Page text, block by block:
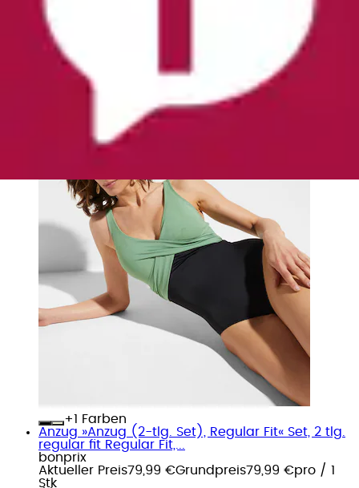
Aktueller Preis
+
Farben
Anzug »Anzug (2-tlg. Set), Regular Fit« Set, 2 tlg.
regular fit Regular Fit,...
bonprix
Aktueller Preis79,99 €Grundpreis79,99 €pro / 1
Stk